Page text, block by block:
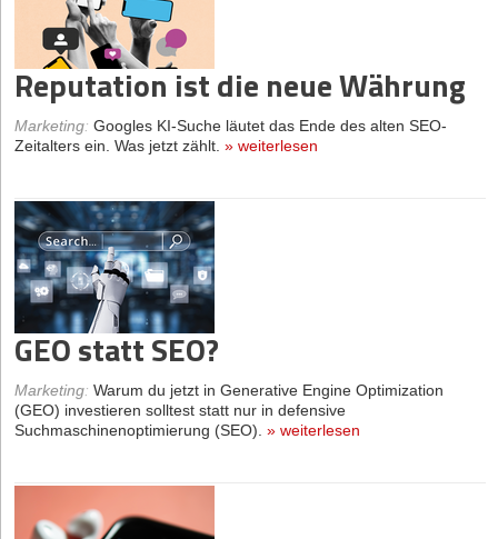
Reputation ist die neue Währung
Marketing: Googles KI-Suche läutet das Ende des alten SEO-
Zeitalters ein. Was jetzt zählt. » weiterlesen
GEO statt SEO?
Marketing: Warum du jetzt in Generative Engine Optimization
(GEO) investieren solltest statt nur in defensive
Suchmaschinenoptimierung (SEO). » weiterlesen